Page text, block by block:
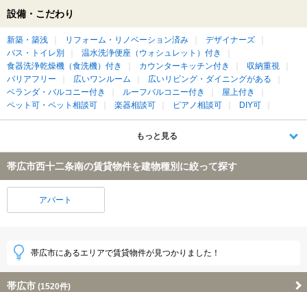
設備・こだわり
新築・築浅 リフォーム・リノベーション済み
デザイナーズ
バス・トイレ別
温水洗浄便座（ウォシュレット）付き
食器洗浄乾燥機（食洗機）付き
カウンターキッチン付き
収納重視
バリアフリー
広いワンルーム
広いリビング・ダイニングがある
ベランダ・バルコニー付き
ルーフバルコニー付き
屋上付き
ペット可・ペット相談可
楽器相談可 ピアノ相談可 DIY可
もっと見る
帯広市西十二条南の賃貸物件を建物種別に絞って探す
アパート
帯広市にあるエリアで賃貸物件が見つかりました！
帯広市 (1520件)